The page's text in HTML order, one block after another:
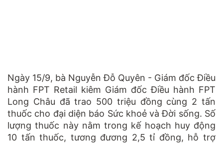
Ngày 15/9, bà Nguyễn Đỗ Quyên - Giám đốc Điều
hành FPT Retail kiêm Giám đốc Điều hành FPT
Long Châu đã trao 500 triệu đồng cùng 2 tấn
thuốc cho đại diện báo Sức khoẻ và Đời sống. Số
lượng thuốc này nằm trong kế hoạch huy động
10 tấn thuốc, tương đương 2,5 tỉ đồng, hỗ trợ